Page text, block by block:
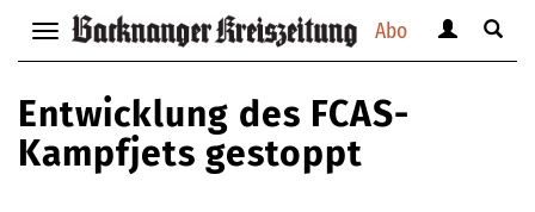
Abo
Navigation
anzeigen
verbergen
anzeigen
Suche
Entwicklung des FCAS-
Kampfjets gestoppt